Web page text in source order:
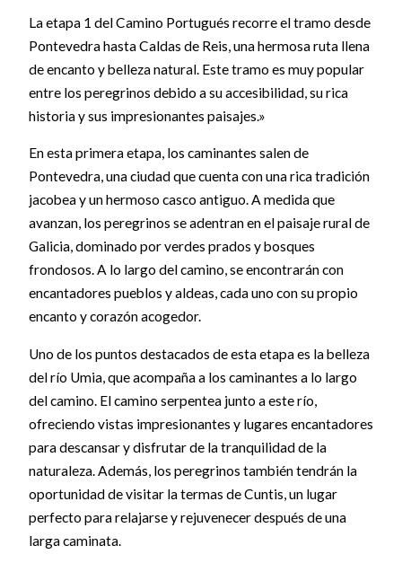
La etapa 1 del Camino Portugués recorre el tramo desde
Pontevedra hasta Caldas de Reis, una hermosa ruta llena
de encanto y belleza natural. Este tramo es muy popular
entre los peregrinos debido a su accesibilidad, su rica
historia y sus impresionantes paisajes.»
En esta primera etapa, los caminantes salen de
Pontevedra, una ciudad que cuenta con una rica tradición
jacobea y un hermoso casco antiguo. A medida que
avanzan, los peregrinos se adentran en el paisaje rural de
Galicia, dominado por verdes prados y bosques
frondosos. A lo largo del camino, se encontrarán con
encantadores pueblos y aldeas, cada uno con su propio
encanto y corazón acogedor.
Uno de los puntos destacados de esta etapa es la belleza
del río Umia, que acompaña a los caminantes a lo largo
del camino. El camino serpentea junto a este río,
ofreciendo vistas impresionantes y lugares encantadores
para descansar y disfrutar de la tranquilidad de la
naturaleza. Además, los peregrinos también tendrán la
oportunidad de visitar la termas de Cuntis, un lugar
perfecto para relajarse y rejuvenecer después de una
larga caminata.